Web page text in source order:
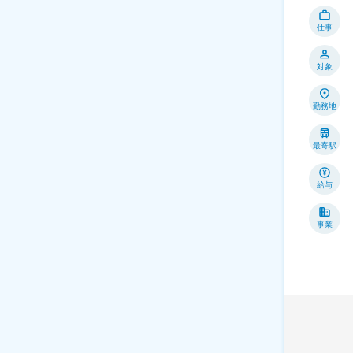
仕事
対象
勤務地
最寄駅
給与
事業